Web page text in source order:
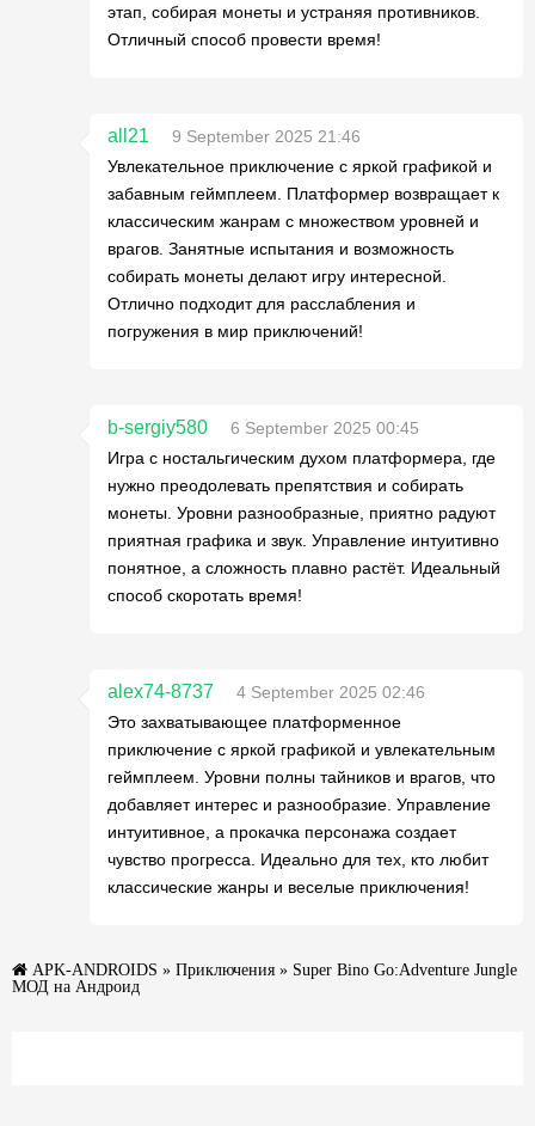
этап, собирая монеты и устраняя противников.
Отличный способ провести время!
all21
9 September 2025 21:46
Увлекательное приключение с яркой графикой и
забавным геймплеем. Платформер возвращает к
классическим жанрам с множеством уровней и
врагов. Занятные испытания и возможность
собирать монеты делают игру интересной.
Отлично подходит для расслабления и
погружения в мир приключений!
b-sergiy580
6 September 2025 00:45
Игра с ностальгическим духом платформера, где
нужно преодолевать препятствия и собирать
монеты. Уровни разнообразные, приятно радуют
приятная графика и звук. Управление интуитивно
понятное, а сложность плавно растёт. Идеальный
способ скоротать время!
alex74-8737
4 September 2025 02:46
Это захватывающее платформенное
приключение с яркой графикой и увлекательным
геймплеем. Уровни полны тайников и врагов, что
добавляет интерес и разнообразие. Управление
интуитивное, а прокачка персонажа создает
чувство прогресса. Идеально для тех, кто любит
классические жанры и веселые приключения!
APK-ANDROIDS » Приключения » Super Bino Go:Adventure Jungle
МОД на Андроид